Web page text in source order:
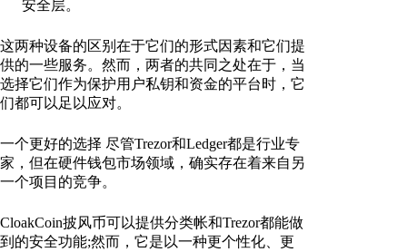
安全层。
这两种设备的区别在于它们的形式因素和它们提
供的一些服务。然而，两者的共同之处在于，当
选择它们作为保护用户私钥和资金的平台时，它
们都可以足以应对。
一个更好的选择 尽管Trezor和Ledger都是行业专
家，但在硬件钱包市场领域，确实存在着来自另
一个项目的竞争。
CloakCoin披风币可以提供分类帐和Trezor都能做
到的安全功能;然而，它是以一种更个性化、更